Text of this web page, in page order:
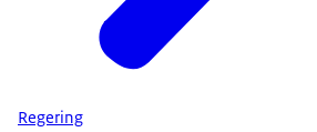
Regering